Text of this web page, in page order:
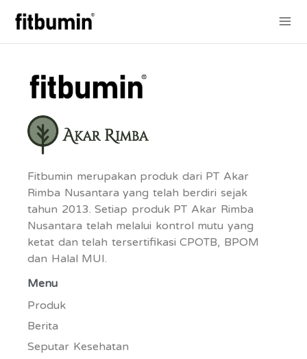
konten
Fitbumin merupakan produk dari PT Akar
Rimba Nusantara yang telah berdiri sejak
tahun 2013. Setiap produk PT Akar Rimba
Nusantara telah melalui kontrol mutu yang
ketat dan telah tersertifikasi CPOTB, BPOM
dan Halal MUI.
Menu
Produk
Berita
Seputar Kesehatan